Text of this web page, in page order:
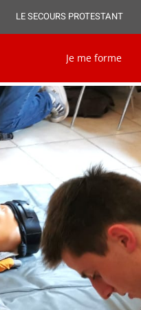
LE SECOURS PROTESTANT
Je me forme